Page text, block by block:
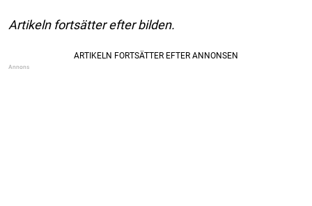
Artikeln fortsätter efter bilden.